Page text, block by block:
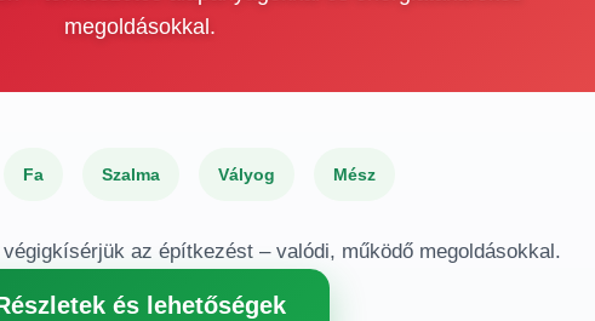
megoldásokkal.
Fa Szalma Vályog Mész
az építkezést – valódi, működő megoldásokkal.
és lehetőségek